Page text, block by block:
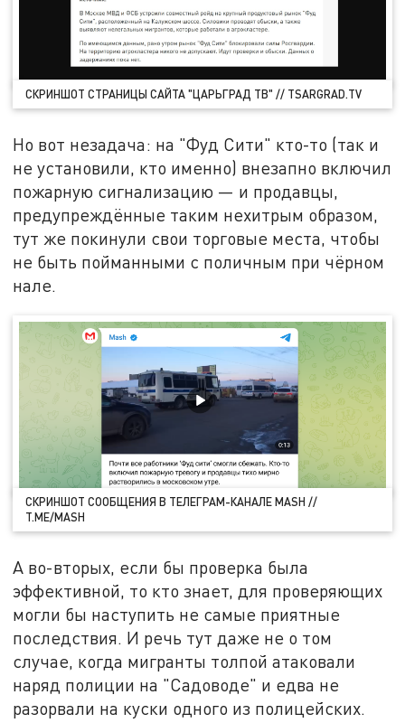
СКРИНШОТ СТРАНИЦЫ САЙТА "ЦАРЬГРАД ТВ" // TSARGRAD.TV
Но вот незадача: на "Фуд Сити" кто-то (так и
не установили, кто именно) внезапно включил
пожарную сигнализацию — и продавцы,
предупреждённые таким нехитрым образом,
тут же покинули свои торговые места, чтобы
не быть пойманными с поличным при чёрном
нале.
СКРИНШОТ СООБЩЕНИЯ В ТЕЛЕГРАМ-КАНАЛЕ MASH //
T.ME/MASH
А во-вторых, если бы проверка была
эффективной, то кто знает, для проверяющих
могли бы наступить не самые приятные
последствия. И речь тут даже не о том
случае, когда мигранты толпой атаковали
наряд полиции на "Садоводе" и едва не
разорвали на куски одного из полицейских.